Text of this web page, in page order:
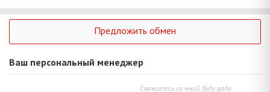
Предложить обмен
Ваш персональный менеджер
Свяжитесь со мной, буду рада